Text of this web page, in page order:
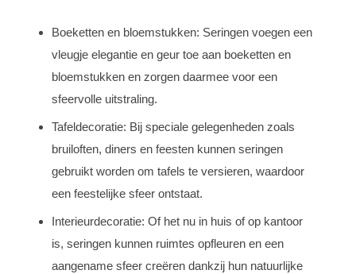
Boeketten en bloemstukken: Seringen voegen een
vleugje elegantie en geur toe aan boeketten en
bloemstukken en zorgen daarmee voor een
sfeervolle uitstraling.
Tafeldecoratie: Bij speciale gelegenheden zoals
bruiloften, diners en feesten kunnen seringen
gebruikt worden om tafels te versieren, waardoor
een feestelijke sfeer ontstaat.
Interieurdecoratie: Of het nu in huis of op kantoor
is, seringen kunnen ruimtes opfleuren en een
aangename sfeer creëren dankzij hun natuurlijke